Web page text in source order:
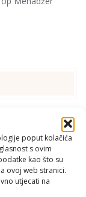
poput kolačića
s ovim
kao što su
ovoj web stranici.
utjecati na